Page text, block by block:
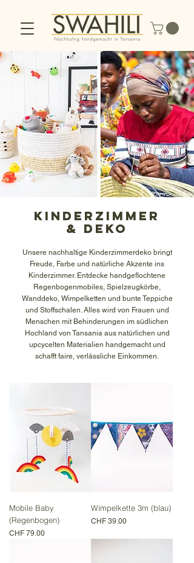
KINDERZIMMER
& DEKO
Unsere nachhaltige Kinderzimmerdeko bringt
Freude, Farbe und natürliche Akzente ins
Kinderzimmer. Entdecke handgeflochtene
Regenbogenmobiles, Spielzeugkörbe,
Wanddeko, Wimpelketten und bunte Teppiche
und Stoffschalen. Alles wird von Frauen und
Menschen mit Behinderungen im südlichen
Hochland von Tansania aus natürlichen und
upcycelten Materialien handgemacht und
schafft faire, verlässliche Einkommen.
Mobile Baby
(Regenbogen)
Preis
CHF 79.00
Wimpelkette 3m (blau)
Preis
CHF 39.00